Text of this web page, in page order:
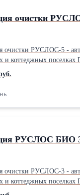
очистки
очистки РУСЛОС-5 -
и коттеджных
распределяется
98 Способ отведения очищенной воды Самотечный/принудительный Тип локального очистного сооружения Стандарт
мм Максимальная производительность 1000Способ очистки: Биологический Расположение:
воды: Самотечный/
РУСЛОС БИО
очистки РУСЛОС-3 -
и коттеджных
распределяется